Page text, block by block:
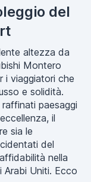
del
altezza da
Montero
i viaggiatori che
e solidità.
paesaggi
il
sia le
del
nella
Arabi Uniti. Ecco